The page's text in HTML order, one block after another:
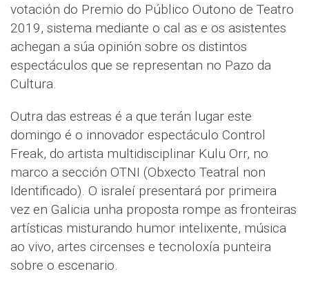
votación do Premio do Público Outono de Teatro
2019, sistema mediante o cal as e os asistentes
achegan a súa opinión sobre os distintos
espectáculos que se representan no Pazo da
Cultura.
Outra das estreas é a que terán lugar este
domingo é o innovador espectáculo Control
Freak, do artista multidisciplinar Kulu Orr, no
marco a sección OTNI (Obxecto Teatral non
Identificado). O israleí presentará por primeira
vez en Galicia unha proposta rompe as fronteiras
artísticas misturando humor intelixente, música
ao vivo, artes circenses e tecnoloxía punteira
sobre o escenario.